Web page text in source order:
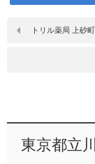
トリル薬局 上砂
東京都立